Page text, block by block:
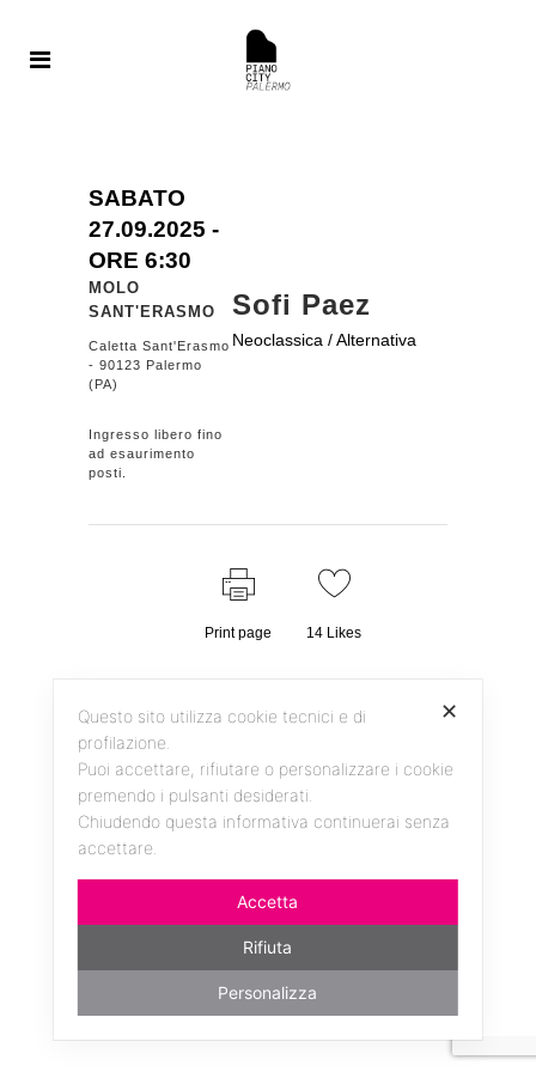
SABATO
27.09.2025 -
ORE 6:30
MOLO
SANT'ERASMO
Caletta Sant'Erasmo
- 90123 Palermo
(PA)
Ingresso libero fino
ad esaurimento
posti.
Sofi Paez
Neoclassica / Alternativa
Print page 14 Likes
Facebook
Instagram
YouTube
da un'idea di ANDREAS KERN - realizzato damillemila
✕
Questo sito utilizza cookie tecnici e di
profilazione.
Puoi accettare, rifiutare o personalizzare i cookie
premendo i pulsanti desiderati.
Chiudendo questa informativa continuerai senza
accettare.
Accetta
Rifiuta
Personalizza